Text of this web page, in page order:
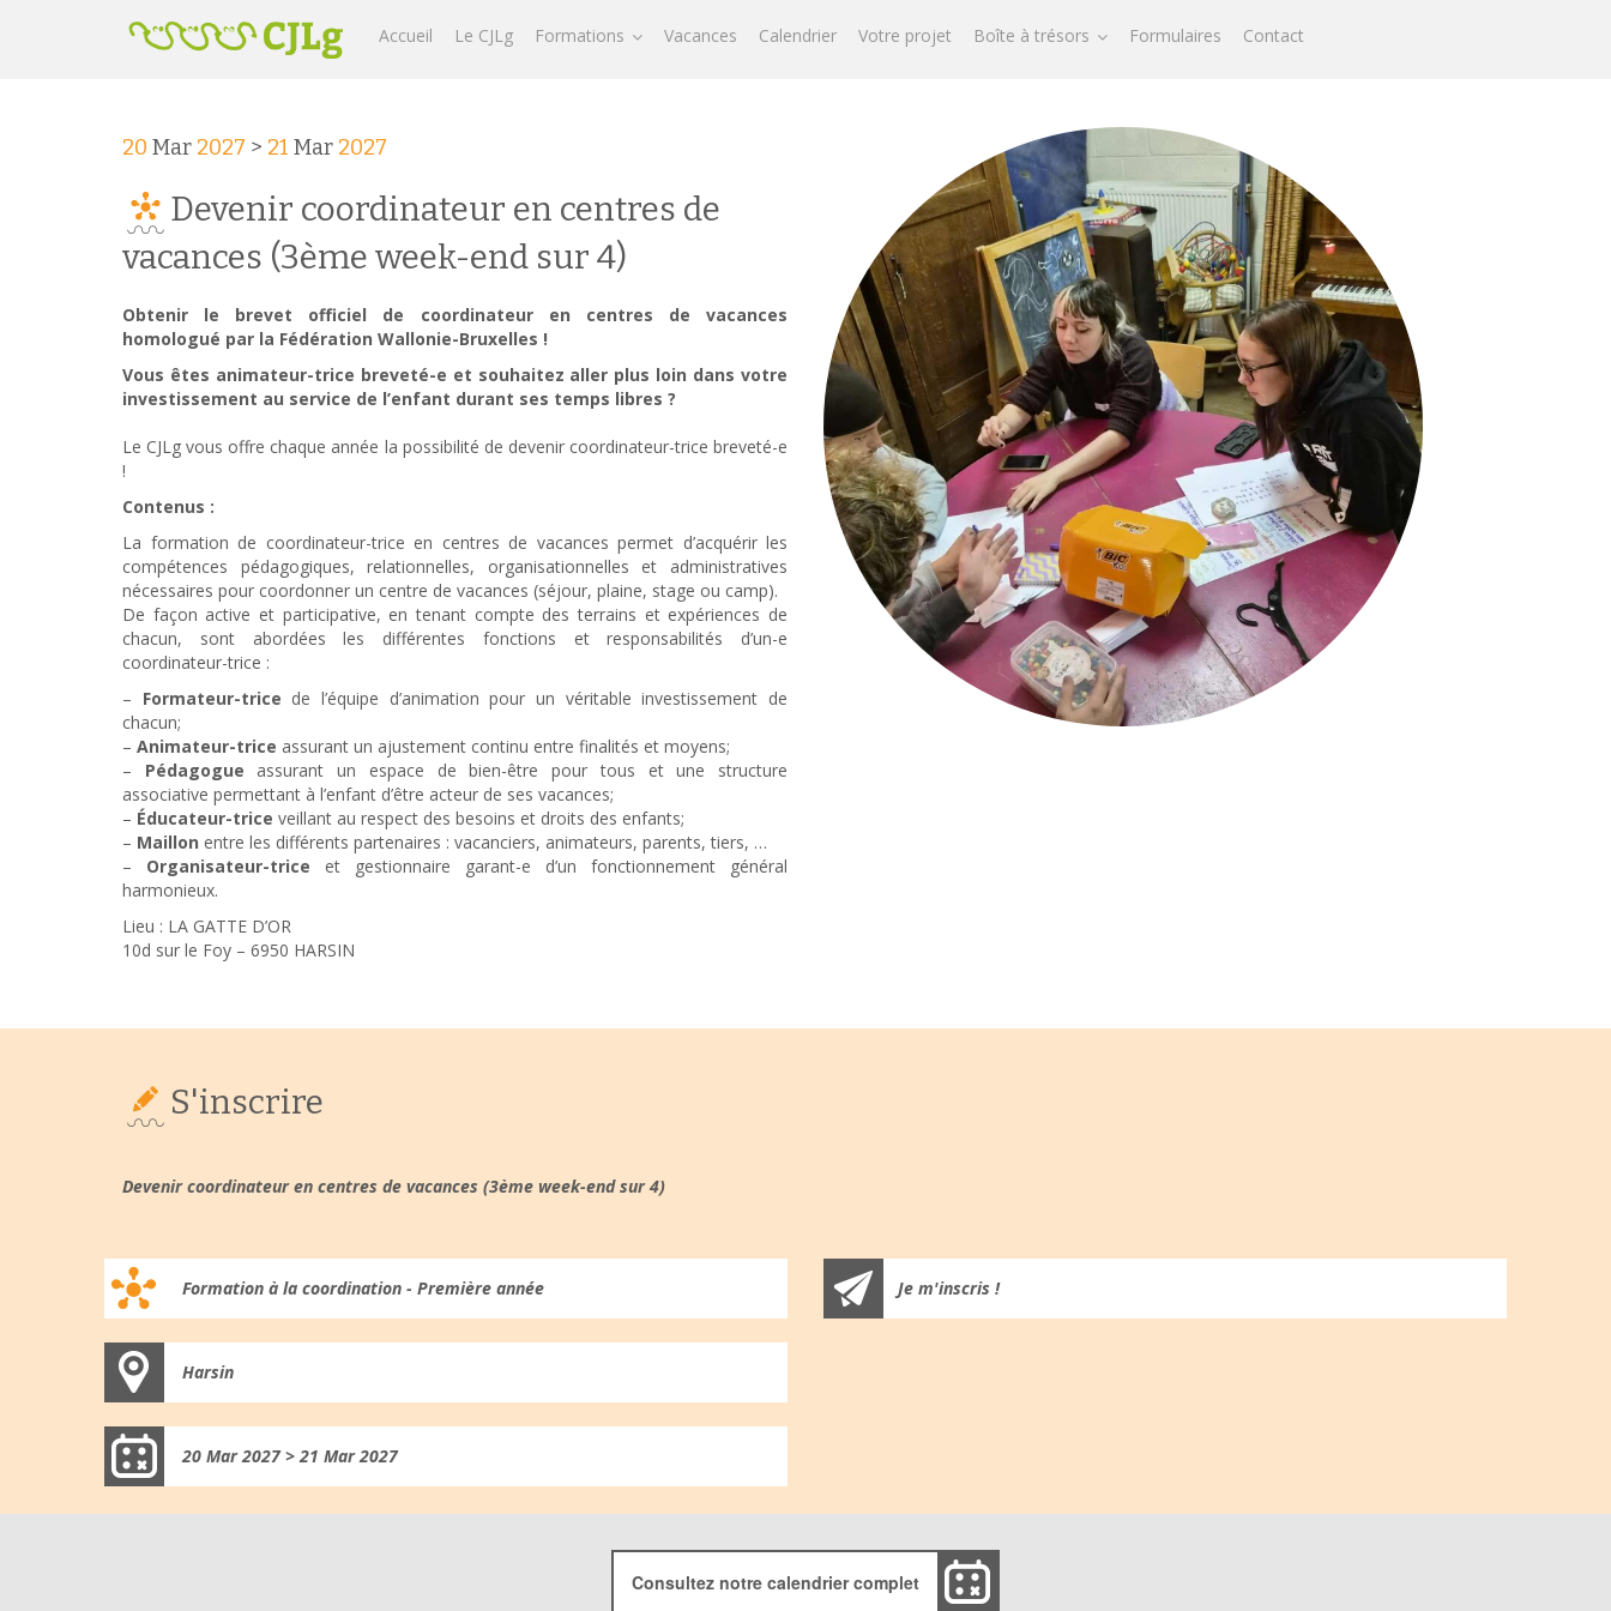
Accueil Le CJLg Formations Vacances Calendrier Votre projet Boîte à trésors Formulaires Contact
20 Mar 2027 > 21 Mar 2027
Devenir coordinateur en centres de
vacances (3ème week-end sur 4)
Obtenir le brevet officiel de coordinateur en centres de vacances
homologué par la Fédération Wallonie-Bruxelles !
Vous êtes animateur-trice breveté-e et souhaitez aller plus loin dans votre
investissement au service de l’enfant durant ses temps libres ?
Le CJLg vous offre chaque année la possibilité de devenir coordinateur-trice breveté-e
!
Contenus :
La formation de coordinateur-trice en centres de vacances permet d’acquérir les
compétences pédagogiques, relationnelles, organisationnelles et administratives
nécessaires pour coordonner un centre de vacances (séjour, plaine, stage ou camp).
De façon active et participative, en tenant compte des terrains et expériences de
chacun, sont abordées les différentes fonctions et responsabilités d’un-e
coordinateur-trice :
– Formateur-trice de l’équipe d’animation pour un véritable investissement de
chacun;
– Animateur-trice assurant un ajustement continu entre finalités et moyens;
– Pédagogue assurant un espace de bien-être pour tous et une structure
associative permettant à l’enfant d’être acteur de ses vacances;
– Éducateur-trice veillant au respect des besoins et droits des enfants;
– Maillon entre les différents partenaires : vacanciers, animateurs, parents, tiers, …
– Organisateur-trice et gestionnaire garant-e d’un fonctionnement général
harmonieux.
Lieu : LA GATTE D’OR
10d sur le Foy – 6950 HARSIN
S'inscrire
Devenir coordinateur en centres de vacances (3ème week-end sur 4)
Formation à la coordination - Première année
Harsin
20 Mar 2027 > 21 Mar 2027
Je m'inscris !
Consultez notre calendrier complet